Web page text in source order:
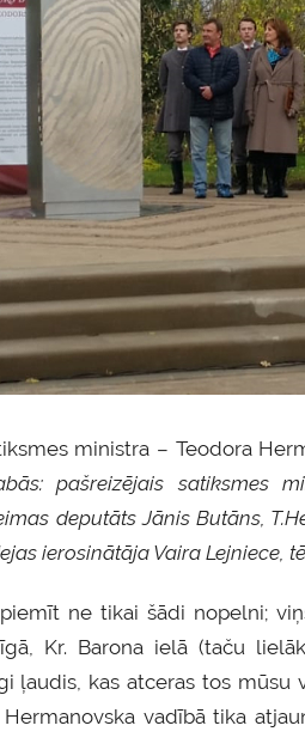
ministra – Teodora
pašreizējais satiksmes
deputāts Jānis Butāns,
ierosinātāja Vaira Lejniece,
ne tikai šādi nopelni;
Kr. Barona ielā (taču
ļaudis, kas atceras tos
Hermanovska vadībā tika